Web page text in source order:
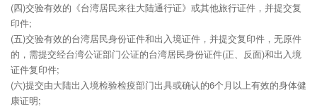
(四)交验有效的《台湾居民来往大陆通行证》或其他旅行证件，并提交复
印件;
(五)交验有效的台湾居民身份证件和出入境证件，并提交复印件，无原件
的，需提交经台湾公证部门公证的台湾居民身份证件(正、反面)和出入境
证件复印件;
(六)提交由大陆出入境检验检疫部门出具或确认的6个月以上有效的身体健
康证明;